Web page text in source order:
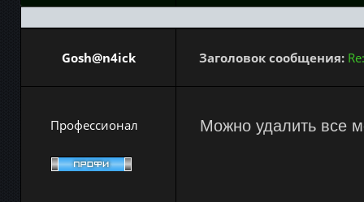
Gosh@n4ick Заголовок сообщения:
Профессионал Можно удалить все